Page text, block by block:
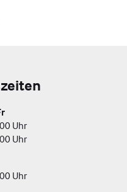
Uhr
Uhr
Uhr